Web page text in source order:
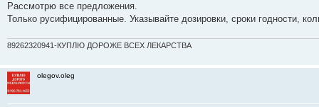
Рассмотрю все предложения.
Только русифицированные. Указывайте дозировки, сроки годности,
89262320941-КУПЛЮ ДОРОЖЕ ВСЕХ ЛЕКАРСТВА
olegov.oleg